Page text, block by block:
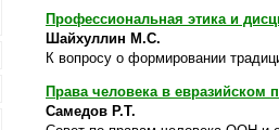
Профессиональная этика и
Шайхуллин М.С.
К вопросу о формировании
Права человека в евразийском
Самедов Р.Т.